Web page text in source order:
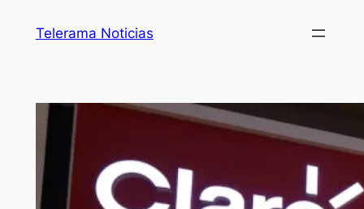
Telerama Noticias